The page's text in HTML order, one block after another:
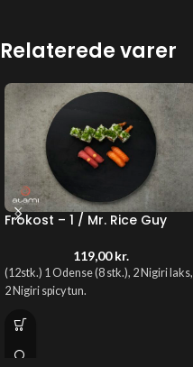
Relaterede varer
Frokost – 1 / Mr. Rice Guy
119,00kr.
(12stk.) 1 Odense (8 stk.), 2 Nigiri laks,
2 Nigiri spicy tun.